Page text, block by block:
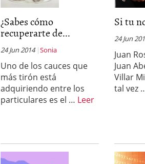
¿Sabes cómo
recuperarte de...
24 Jun 2014 Sonia
Uno de los cauces que
más tirón está
adquiriendo entre los
particulares es el … Leer
Si tu
24 Jun
Juan
Juan
Villar
tal vez